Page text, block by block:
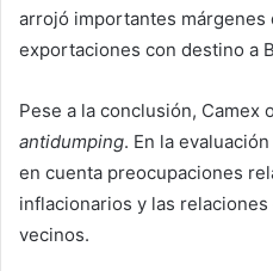
arrojó importantes márgenes
exportaciones con destino a
Pese a la conclusión, Camex
antidumping. En la
en cuenta preocupaciones
inflacionarios y las
vecinos.